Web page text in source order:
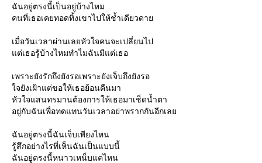
ฉันอยู่ตรงนี้เป็นอยู่บ้างไหม
คนที่เธอเคยทอดทิ้งเขาไปให้ช้ำเดียวดา
เมื่อวันเวลาผ่านเลยหัวใจคนจะเปลี่ยนไป
ต่เธอรู้บ้างไหมทำไมฉันมีแต่เธอ
เพราะยังรักถึงยังรอเพราะยังเจ็บถึงยังรอ
จยังเฝ้าแต่ขอให้เธอย้อนคืนมา
หัวใจแสนทรมานต้องการให้เธอมาเช็ดน้ำตา
อยู่กับฉันเพื่อทดแทนวันเวลาอย่าพรากกันอีกเล
ฉันอยู่ตรงนี้ฉันเจ็บเพียงไหน
รู้สึกอย่างไรที่เห็นฉันเป็นแบบนี้
ฉันอยู่ตรงนี้หนาวเหน็บแค่ไหน